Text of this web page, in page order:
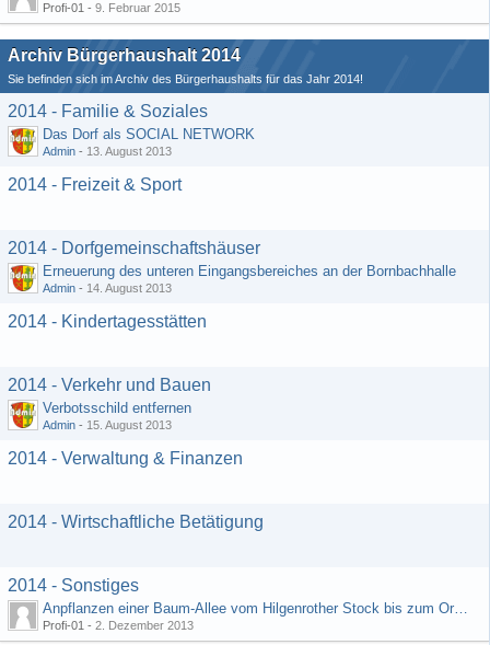
Profi-01 - 9. Februar 2015
Archiv Bürgerhaushalt 2014
Sie befinden sich im Archiv des Bürgerhaushalts für das Jahr 2014!
2014 - Familie & Soziales
Das Dorf als SOCIAL NETWORK
Admin - 13. August 2013
2014 - Freizeit & Sport
2014 - Dorfgemeinschaftshäuser
Erneuerung des unteren Eingangsbereiches an der Bornbachhalle
Admin - 14. August 2013
2014 - Kindertagesstätten
2014 - Verkehr und Bauen
Verbotsschild entfernen
Admin - 15. August 2013
2014 - Verwaltung & Finanzen
2014 - Wirtschaftliche Betätigung
2014 - Sonstiges
Anpflanzen einer Baum-Allee vom Hilgenrother Stock bis zum Ortseingang
Profi-01 - 2. Dezember 2013